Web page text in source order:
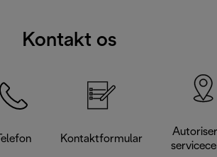
Kontakt os
Telefon Kontaktformular